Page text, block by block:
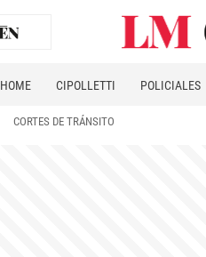
HOME CIPOLLETTI POLICIALES
CORTES DE TRÁNSITO